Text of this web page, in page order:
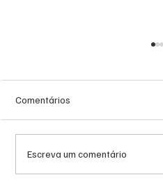
Comentários
Escreva um comentário